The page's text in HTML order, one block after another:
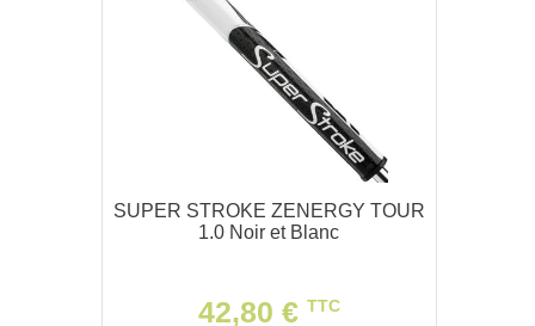
SUPER STROKE ZENERGY TOUR
1.0 Noir et Blanc
42,80 € TTC